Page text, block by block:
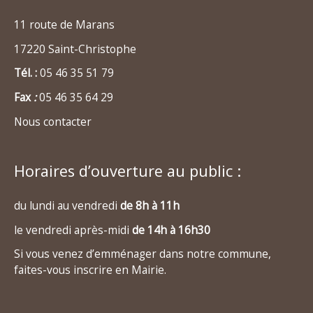
11 route de Marans
17220 Saint-Christophe
Tél. :05 46 35 51 79
Fax:05 46 35 64 29
Nous contacter
Horaires d’ouverture au public :
du lundi au vendredi de 8h à 11h
le vendredi après-midi de 14h à 16h30
Si vous venez d’emménager dans notre commune,
faites-vous inscrire en Mairie.